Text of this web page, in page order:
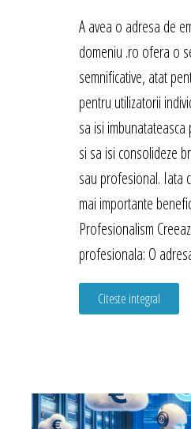
A avea o adresa de
domeniu .ro ofera o
semnificative, atat
pentru utilizatorii
sa isi
si sa isi consolideze
sau profesional. Iata
mai importante
Profesionalism
profesionala: O
Citeste integral